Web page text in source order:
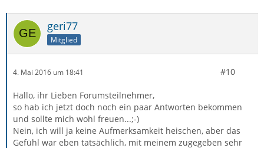
geri77
Mitglied
4. Mai 2016 um 18:41 #10
Hallo, ihr Lieben Forumsteilnehmer,
so hab ich jetzt doch noch ein paar Antworten bekommen
und sollte mich wohl freuen...;-)
Nein, ich will ja keine Aufmerksamkeit heischen, aber das
Gefühl war eben tatsächlich, mit meinem zugegeben sehr